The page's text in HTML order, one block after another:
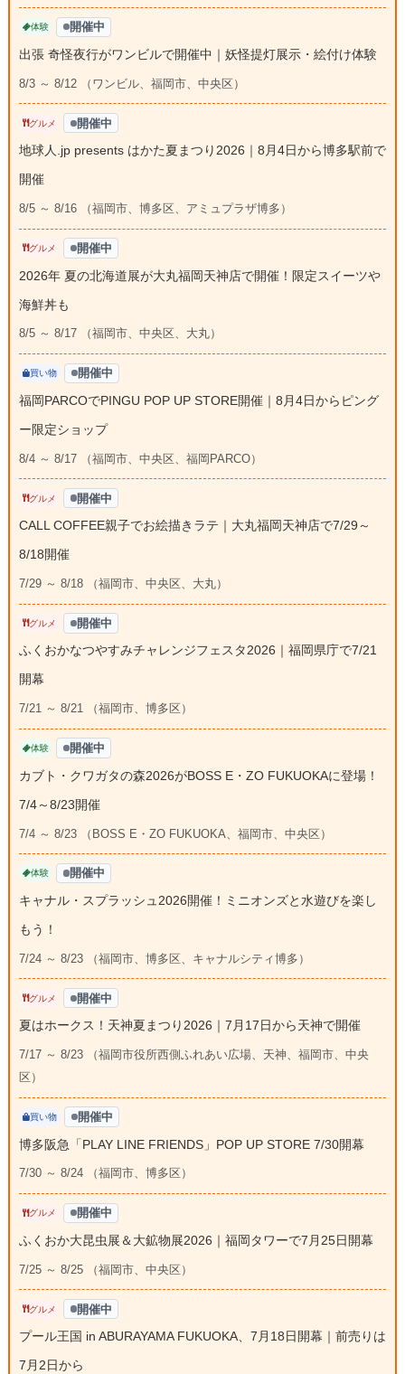
体験 開催中
出張 奇怪夜行がワンビルで開催中｜妖怪提灯展示・絵付け体験
8/3 ～ 8/12 （ワンビル、福岡市、中央区）
グルメ 開催中
地球人.jp presents はかた夏まつり2026｜8月4日から博多駅前で
開催
8/5 ～ 8/16 （福岡市、博多区、アミュプラザ博多）
グルメ 開催中
2026年 夏の北海道展が大丸福岡天神店で開催！限定スイーツや
海鮮丼も
8/5 ～ 8/17 （福岡市、中央区、大丸）
買い物 開催中
福岡PARCOでPINGU POP UP STORE開催｜8月4日からピング
ー限定ショップ
8/4 ～ 8/17 （福岡市、中央区、福岡PARCO）
グルメ 開催中
CALL COFFEE親子でお絵描きラテ｜大丸福岡天神店で7/29～
8/18開催
7/29 ～ 8/18 （福岡市、中央区、大丸）
グルメ 開催中
ふくおかなつやすみチャレンジフェスタ2026｜福岡県庁で7/21
開幕
7/21 ～ 8/21 （福岡市、博多区）
体験 開催中
カブト・クワガタの森2026がBOSS E・ZO FUKUOKAに登場！
7/4～8/23開催
7/4 ～ 8/23 （BOSS E・ZO FUKUOKA、福岡市、中央区）
体験 開催中
キャナル・スプラッシュ2026開催！ミニオンズと水遊びを楽し
もう！
7/24 ～ 8/23 （福岡市、博多区、キャナルシティ博多）
グルメ 開催中
夏はホークス！天神夏まつり2026｜7月17日から天神で開催
7/17 ～ 8/23 （福岡市役所西側ふれあい広場、天神、福岡市、中央
区）
買い物 開催中
博多阪急「PLAY LINE FRIENDS」POP UP STORE 7/30開幕
7/30 ～ 8/24 （福岡市、博多区）
グルメ 開催中
ふくおか大昆虫展＆大鉱物展2026｜福岡タワーで7月25日開幕
7/25 ～ 8/25 （福岡市、中央区）
グルメ 開催中
プール王国 in ABURAYAMA FUKUOKA、7月18日開幕｜前売りは
7月2日から